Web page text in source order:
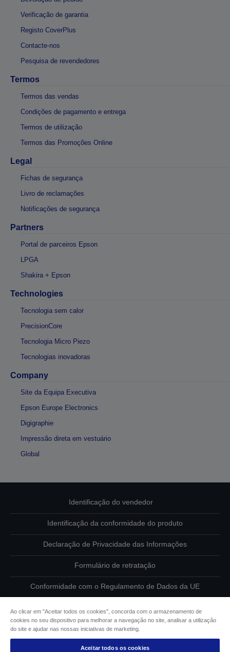
Verificação de garantia
Registo CoverPlus
Contacte-nos
Pesquisa de revendedores
Termos
Termos das vendas
Condições de pagamento e entrega
Termos de utilização
Termos das Promoções Online
Legal
Fichas de segurança
Livro de reclamações
Notificações de segurança
Partners
Portal de parceiros Epson
LPGA
Shakira + Epson
Technologies
Tecnologia sem calor
PrecisionCore
Tecnologia Micro Piezo
Tecnologias inovadoras
Company
Site da Equipa Executiva
Epson Europe Electronics
Digigraphie
Impressão direta em vestuário
Global
Identificação do vendedor
Identificação da conformidade do produto
Declaração de Privacidade das Informações
Formulário de retratação
Conformidade com o Regulamento de Dados da UE
Informações sobre cookies
Compromisso da Epson para com a acessibilidade
Ao clicar em "Aceitar todos os cookies", concorda com o armazenamento de
cookies no seu dispositivo para melhorar a navegação no site, analisar a utilização
do site e ajudar nas nossas iniciativas de marketing.
Aceitar todos os cookies